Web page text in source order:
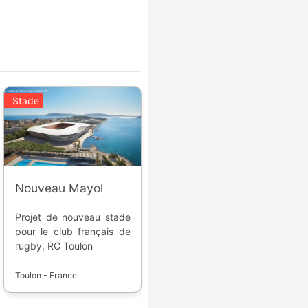
Stade
Nouveau Mayol
Projet de nouveau stade
pour le club français de
rugby, RC Toulon
Toulon - France